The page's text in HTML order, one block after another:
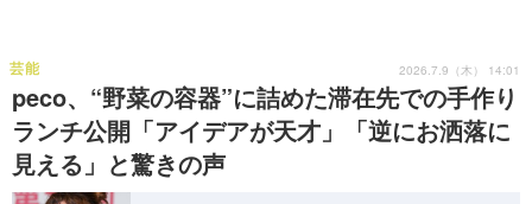
peco、“野菜の容器”に詰めた滞在先での手作り
ランチ公開「アイデアが天才」「逆にお洒落に
見える」と驚きの声
芸能 2026.7.9（木） 14:01